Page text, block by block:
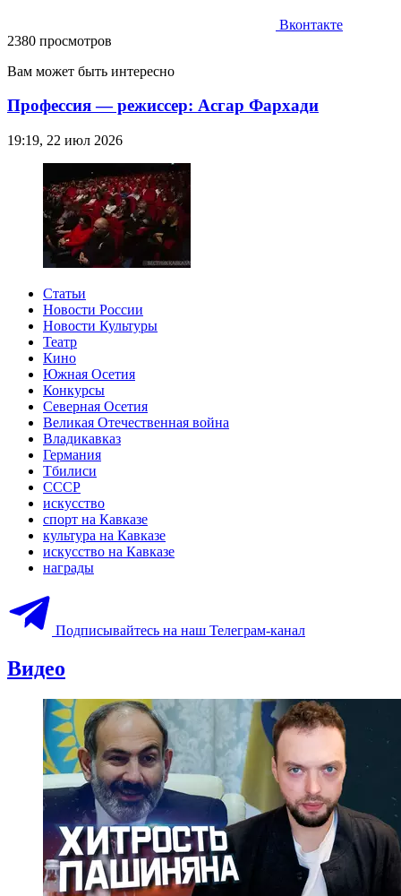
Вконтакте
2380 просмотров
Вам может быть интересно
Профессия — режиссер: Асгар Фархади
19:19, 22 июл 2026
Статьи
Новости России
Новости Культуры
Театр
Кино
Южная Осетия
Конкурсы
Северная Осетия
Великая Отечественная война
Владикавказ
Германия
Тбилиси
СССР
искусство
спорт на Кавказе
культура на Кавказе
искусство на Кавказе
награды
Подписывайтесь на наш Телеграм-канал
Видео